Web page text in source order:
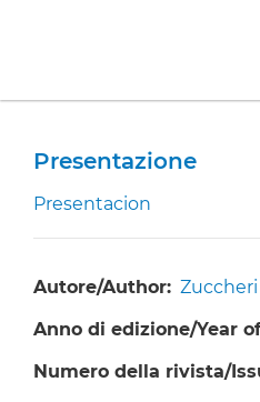
Presentazione
Presentacion
Autore/Author
Anno di edizione/Year
Numero della rivista/